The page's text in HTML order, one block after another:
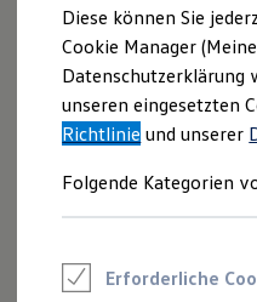
Kompaktwagen
Sportwagen
Schnell verfügbare
Angebote und Produkte
Aktuelle Angebote
E-Auto-Förderung
Volkswagen
Junge
Diese können Sie
Cookie Manager
unseren eingesetzten
Richtlinie und unserer
Folgende Kategorien
Erforderliche